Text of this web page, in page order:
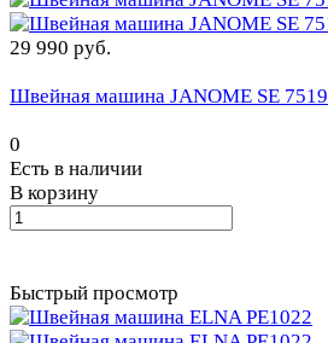
29 990 руб.
Швейная машина JANOME SE 7519
0
Есть в наличии
В корзину
Быстрый просмотр